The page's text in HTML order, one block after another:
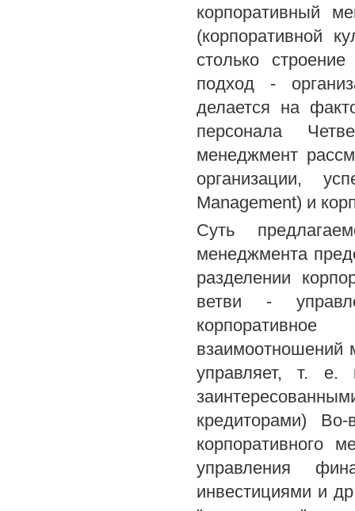
корпоративный
(корпоративной
столько
подход -
делается на
персонала
менеджмент
организации,
Management) и
Суть
менеджмента
разделении
ветви -
взаимоотношений
управляет, т. е.
кредиторами)
корпоративного
управления
инвестициями и